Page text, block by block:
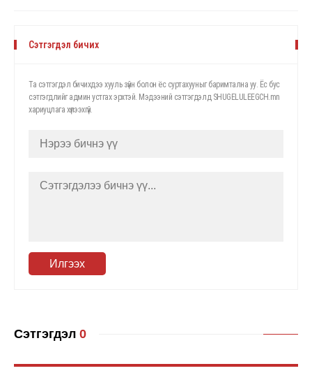
Сэтгэгдэл бичих
Та сэтгэгдэл бичихдээ хууль зүйн болон ёс суртахууныг баримтална уу. Ёс бус
сэтгэгдлийг админ устгах эрхтэй. Мэдээний сэтгэгдэлд SHUGELULEEGCH.mn
хариуцлага хүлээхгүй.
Илгээх
Сэтгэгдэл 0